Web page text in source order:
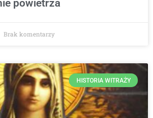
powietrza
Brak komentarzy
HISTORIA WITRAŻY